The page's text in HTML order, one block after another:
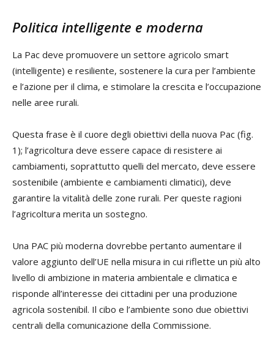
Politica intelligente e moderna
La Pac deve promuovere un settore agricolo smart
(intelligente) e resiliente, sostenere la cura per l’ambiente
e l’azione per il clima, e stimolare la crescita e l’occupazione
nelle aree rurali.
Questa frase è il cuore degli obiettivi della nuova Pac (fig.
1); l’agricoltura deve essere capace di resistere ai
cambiamenti, soprattutto quelli del mercato, deve essere
sostenibile (ambiente e cambiamenti climatici), deve
garantire la vitalità delle zone rurali. Per queste ragioni
l’agricoltura merita un sostegno.
Una PAC più moderna dovrebbe pertanto aumentare il
valore aggiunto dell’UE nella misura in cui riflette un più alto
livello di ambizione in materia ambientale e climatica e
risponde all’interesse dei cittadini per una produzione
agricola sostenibil. Il cibo e l’ambiente sono due obiettivi
centrali della comunicazione della Commissione.